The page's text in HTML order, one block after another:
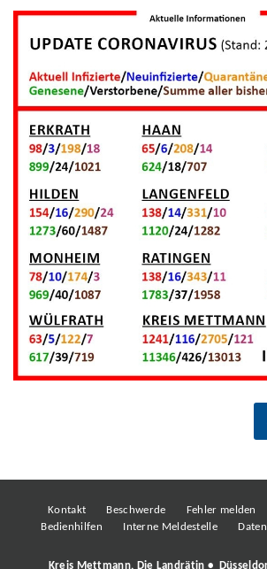
Kontakt Beschwerde Fehler melden
Bedienhilfen
Interne Meldestelle
Kreis Mettmann, Die Landrätin •